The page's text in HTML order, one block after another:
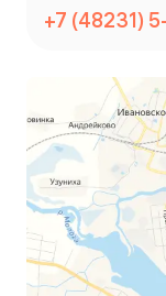
+7 (48231)